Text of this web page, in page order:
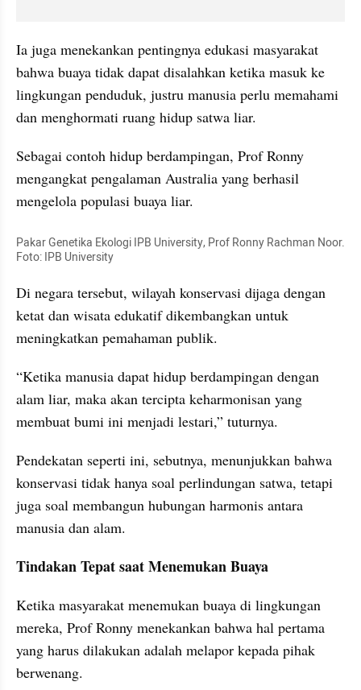
Ia juga menekankan pentingnya edukasi masyarakat
bahwa buaya tidak dapat disalahkan ketika masuk ke
lingkungan penduduk, justru manusia perlu memahami
dan menghormati ruang hidup satwa liar.
Sebagai contoh hidup berdampingan, Prof Ronny
mengangkat pengalaman Australia yang berhasil
mengelola populasi buaya liar.
Pakar Genetika Ekologi IPB University, Prof Ronny Rachman Noor.
Foto: IPB University
Di negara tersebut, wilayah konservasi dijaga dengan
ketat dan wisata edukatif dikembangkan untuk
meningkatkan pemahaman publik.
“Ketika manusia dapat hidup berdampingan dengan
alam liar, maka akan tercipta keharmonisan yang
membuat bumi ini menjadi lestari,” tuturnya.
Pendekatan seperti ini, sebutnya, menunjukkan bahwa
konservasi tidak hanya soal perlindungan satwa, tetapi
juga soal membangun hubungan harmonis antara
manusia dan alam.
Tindakan Tepat saat Menemukan Buaya
Ketika masyarakat menemukan buaya di lingkungan
mereka, Prof Ronny menekankan bahwa hal pertama
yang harus dilakukan adalah melapor kepada pihak
berwenang.